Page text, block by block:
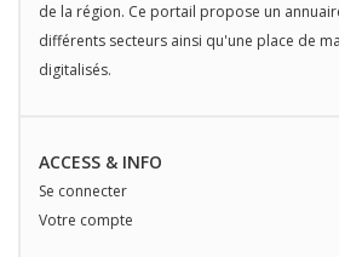
de la région. Ce portail propose un
différents secteurs ainsi qu'une place de
digitalisés.
ACCESS & INFO
Se connecter
Votre compte